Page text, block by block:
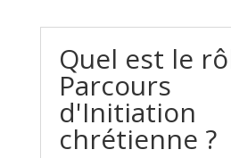
Quel est le
Parcours
d'Initiation
chrétienne ?